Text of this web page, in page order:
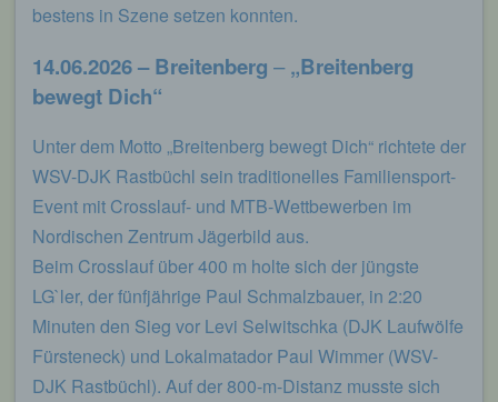
bestens in Szene setzen konnten.
14.06.2026 – Breitenberg –„Breitenberg
bewegt Dich“
Unter dem Motto „Breitenberg bewegt Dich“ richtete der
WSV-DJK Rastbüchl sein traditionelles Familiensport-
Event mit Crosslauf- und MTB-Wettbewerben im
Nordischen Zentrum Jägerbild aus.
Beim Crosslauf über 400 m holte sich der jüngste
LG`ler, der fünfjährige Paul Schmalzbauer, in 2:20
Minuten den Sieg vor Levi Selwitschka (DJK Laufwölfe
Fürsteneck) und Lokalmatador Paul Wimmer (WSV-
DJK Rastbüchl). Auf der 800-m-Distanz musste sich